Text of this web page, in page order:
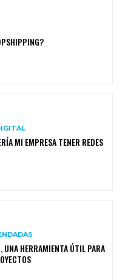
MI EMPRESA TENER REDES
UNA HERRAMIENTA ÚTIL PARA